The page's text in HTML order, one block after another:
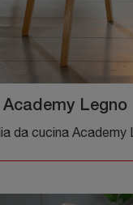
Academy Legno